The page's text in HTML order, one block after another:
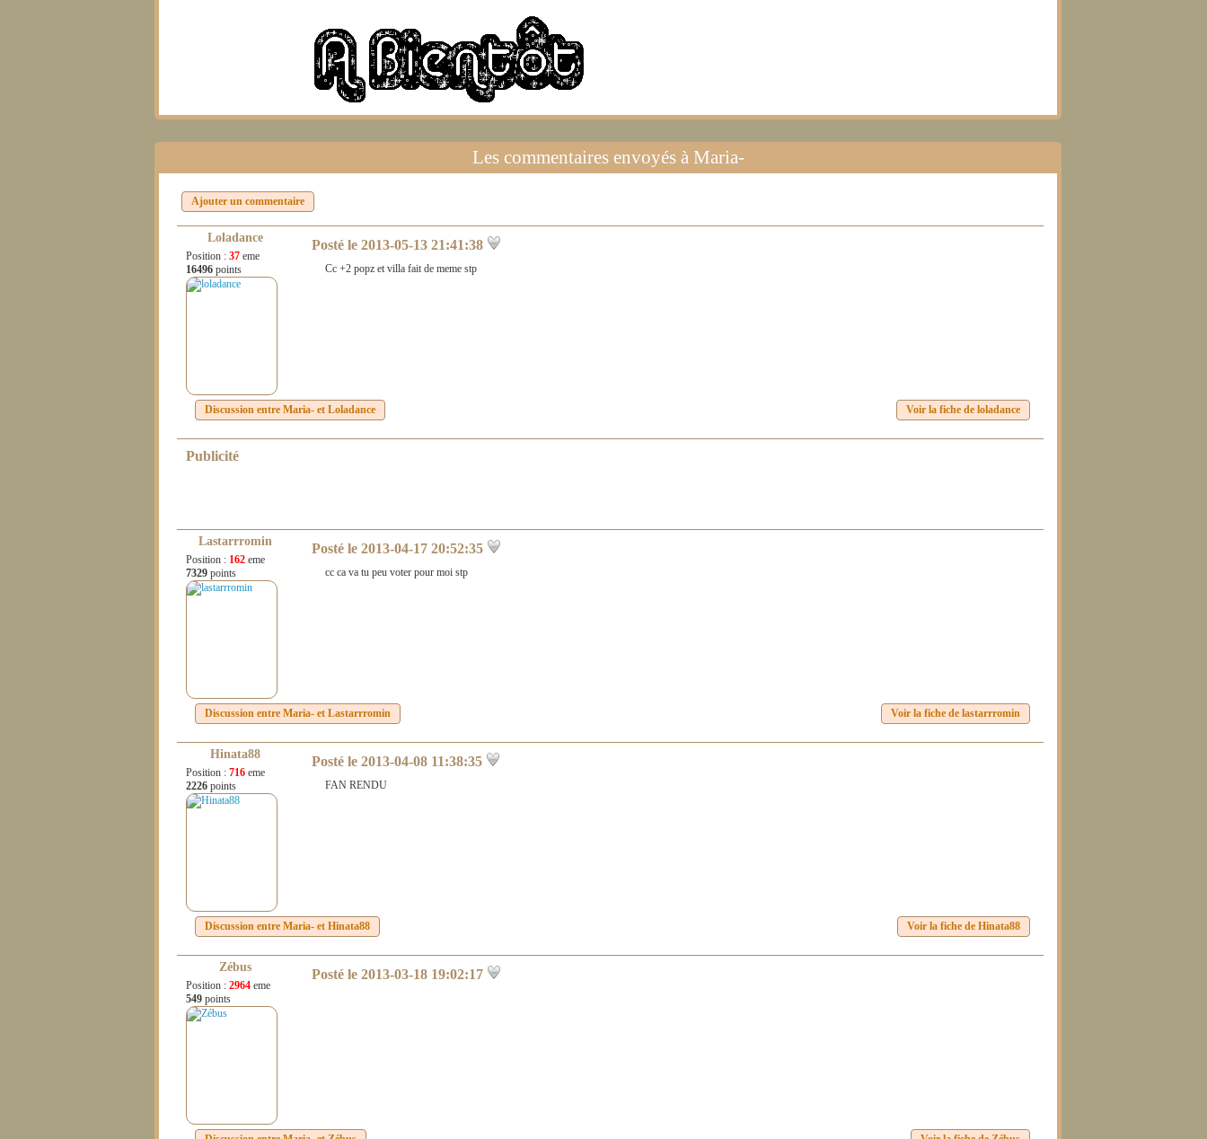
Les commentaires envoyés à Maria-
Ajouter un commentaire
Loladance
Position : 37 eme
16496 points
Posté le 2013-05-13 21:41:38
Cc +2 popz et villa fait de meme stp
Discussion entre Maria- et Loladance Voir la fiche de loladance
Publicité
Lastarrromin
Position : 162 eme
7329 points
Posté le 2013-04-17 20:52:35
cc ca va tu peu voter pour moi stp
Discussion entre Maria- et Lastarrromin Voir la fiche de lastarrromin
Hinata88
Position : 716 eme
2226 points
Posté le 2013-04-08 11:38:35
FAN RENDU
Discussion entre Maria- et Hinata88 Voir la fiche de Hinata88
Zébus
Position : 2964 eme
549 points
Posté le 2013-03-18 19:02:17